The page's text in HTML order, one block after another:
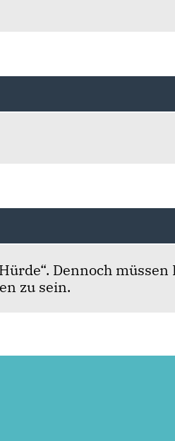
Dennoch müssen
zu sein.